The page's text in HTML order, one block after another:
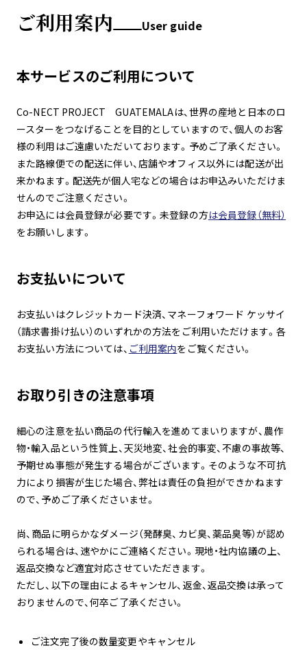
ご利用案内 User guide
本サービスのご利用について
Co-NECT PROJECT GUATEMALAは、世界の産地と日本のロ
ースターをつなげることを目的としていますので、個人のお客
様の利用はご遠慮いただいております。予めご了承ください。
また路線便での配送に伴い、店舗やオフィス以外には配送が出
来かねます。配送先が個人宅などの場合はお申込みいただけま
せんのでご注意ください。
お申込には会員登録が必要です。未登録の方は会員登録（無料）
をお願いします。
お支払いについて
お支払いはクレジットカード決済、マネーフォワード ケッサイ
（請求書掛け払い）のいずれかの方法をご利用いただけます。各
お支払い方法については、 ご利用案内をご覧ください。
お取り引きの注意事項
細心の注意を払い商品の代行輸入を進めてまいりますが、農作
物・輸入品という性質上、天災地変、社会的事変、不慮の事故等、
予期せぬ事態が発生する場合がございます。そのような不可抗
力により損害が生じた場合、弊社は責任の負担ができかねます
ので、予めご了承くださいませ。
尚、商品に明らかなダメージ（発酵臭、カビ臭、薬品臭等）が認め
られる場合は、速やかにご連絡ください。現地・社内協議の上、
返品交換など適宜対応させていただきます。
ただし、以下の理由によるキャンセル、返金、返品交換は承って
おりませんので、何卒ご了承ください。
ご注文完了後の数量変更やキャンセル